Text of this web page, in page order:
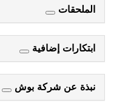
الملحقات
ابتكارات إضافية
نبذة عن شركة بوش